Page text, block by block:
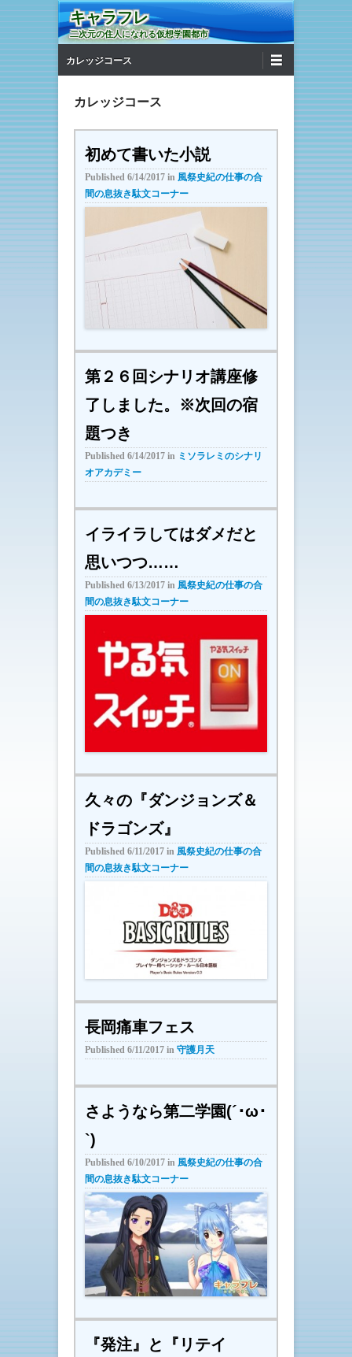
キャラフレ
二次元の住人になれる仮想学園都市
カレッジコース
カレッジコース
初めて書いた小説
Published 6/14/2017 in 風祭史紀の仕事の合
間の息抜き駄文コーナー
第２６回シナリオ講座修
了しました。※次回の宿
題つき
Published 6/14/2017 in ミソラレミのシナリ
オアカデミー
イライラしてはダメだと
思いつつ……
Published 6/13/2017 in 風祭史紀の仕事の合
間の息抜き駄文コーナー
久々の『ダンジョンズ＆
ドラゴンズ』
Published 6/11/2017 in 風祭史紀の仕事の合
間の息抜き駄文コーナー
長岡痛車フェス
Published 6/11/2017 in 守護月天
さようなら第二学園(´･ω･
`)
Published 6/10/2017 in 風祭史紀の仕事の合
間の息抜き駄文コーナー
『発注』と『リテイ